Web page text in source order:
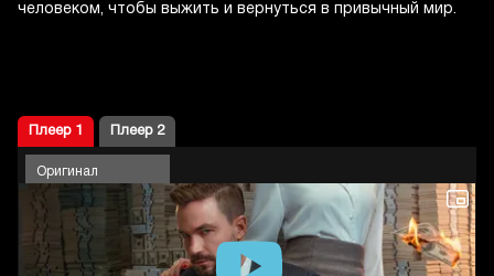
человеком, чтобы выжить и вернуться в привычный мир.
Плеер 1 Плеер 2
Оригинал